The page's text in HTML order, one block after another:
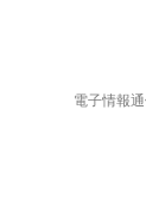
電子情報